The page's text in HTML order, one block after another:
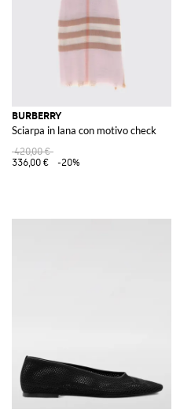
BURBERRY
Sciarpa in lana con motivo check
420,00 €
336,00 €
-20%